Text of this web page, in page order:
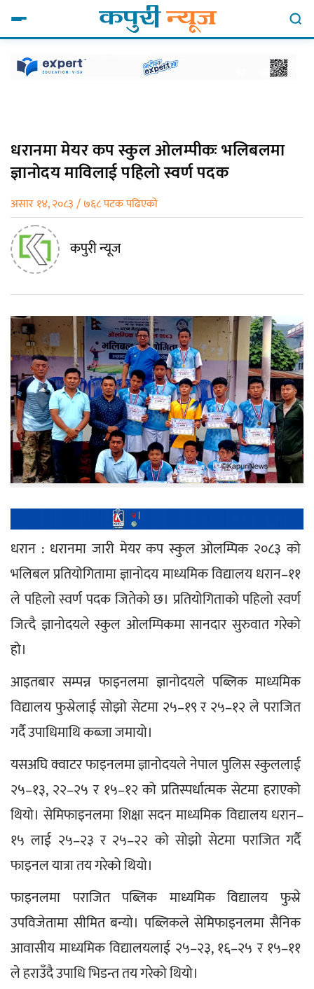
धरानमा मेयर कप स्कुल ओलम्पीकः भलिबलमा
ज्ञानोदय माविलाई पहिलो स्वर्ण पदक
असार १४, २०८३ / ७६८ पटक पढिएको
कपुरी न्यूज
धरान : धरानमा जारी मेयर कप स्कुल ओलम्पिक २०८३ को
भलिबल प्रतियोगितामा ज्ञानोदय माध्यमिक विद्यालय धरान–११
ले पहिलो स्वर्ण पदक जितेको छ। प्रतियोगिताको पहिलो स्वर्ण
जित्दै ज्ञानोदयले स्कुल ओलम्पिकमा सानदार सुरुवात गरेको
हो।
आइतबार सम्पन्न फाइनलमा ज्ञानोदयले पब्लिक माध्यमिक
विद्यालय फुस्रेलाई सोझो सेटमा २५–१९ र २५–१२ ले पराजित
गर्दै उपाधिमाथि कब्जा जमायो।
यसअघि क्वाटर फाइनलमा ज्ञानोदयले नेपाल पुलिस स्कुललाई
२५–१३, २२–२५ र १५–१२ को प्रतिस्पर्धात्मक सेटमा हराएको
थियो। सेमिफाइनलमा शिक्षा सदन माध्यमिक विद्यालय धरान–
१५ लाई २५–२३ र २५–२२ को सोझो सेटमा पराजित गर्दै
फाइनल यात्रा तय गरेको थियो।
फाइनलमा पराजित पब्लिक माध्यमिक विद्यालय फुस्रे
उपविजेतामा सीमित बन्यो। पब्लिकले सेमिफाइनलमा सैनिक
आवासीय माध्यमिक विद्यालयलाई २५–२३, १६–२५ र १५–११
ले हराउँदै उपाधि भिडन्त तय गरेको थियो।